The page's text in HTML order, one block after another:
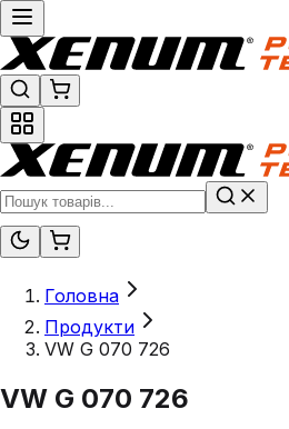
Головна
Продукти
VW G 070 726
VW G 070 726